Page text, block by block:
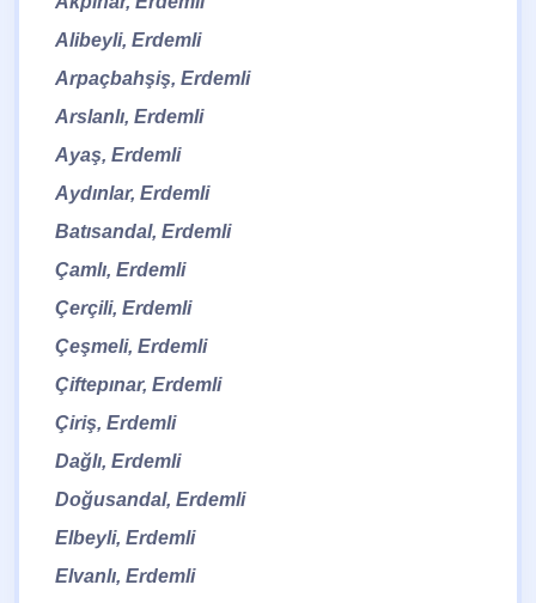
Alibeyli, Erdemli
Arpaçbahşiş, Erdemli
Arslanlı, Erdemli
Ayaş, Erdemli
Aydınlar, Erdemli
Batısandal, Erdemli
Çamlı, Erdemli
Çerçili, Erdemli
Çeşmeli, Erdemli
Çiftepınar, Erdemli
Çiriş, Erdemli
Dağlı, Erdemli
Doğusandal, Erdemli
Elbeyli, Erdemli
Elvanlı, Erdemli